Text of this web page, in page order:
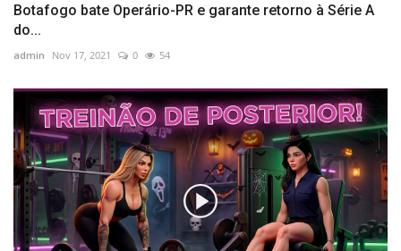
Botafogo bate Operário-PR e garante retorno à Série A
do...
admin Nov 17, 2021 0 54